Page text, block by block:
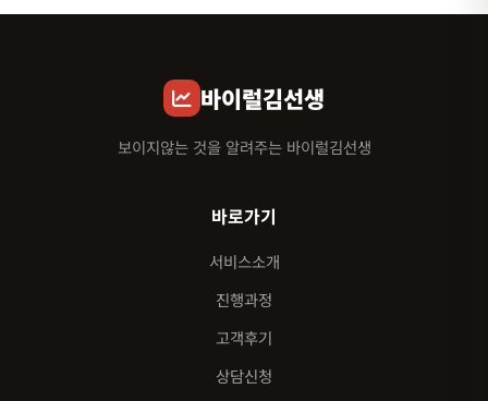
바이럴김선생
보이지않는 것을 알려주는 바이럴김선생
바로가기
서비스소개
진행과정
고객후기
상담신청